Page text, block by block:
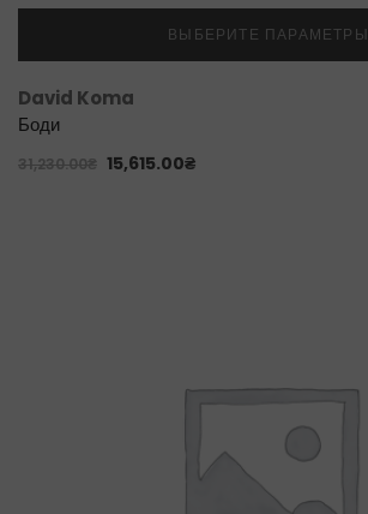
ВЫБЕРИТЕ ПАРАМЕТРЫ
David Koma
Боди
31,230.00₴ 15,615.00₴